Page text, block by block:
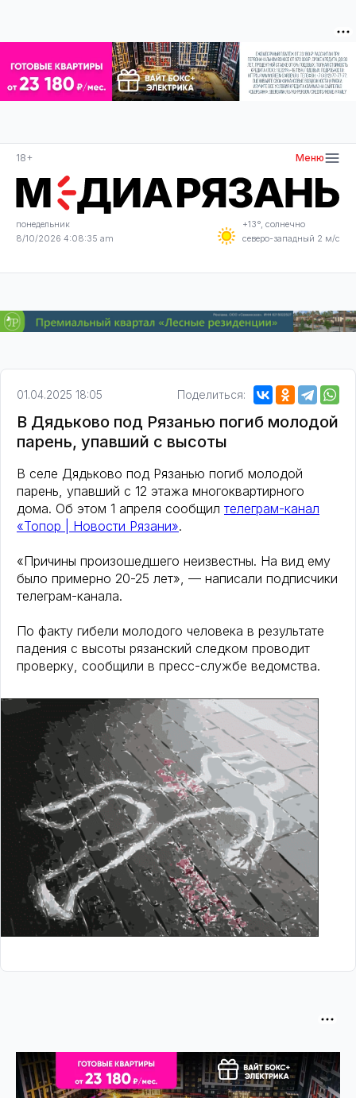
18+ Меню
понедельник
8/10/2026 4:08:35 am
+13°, солнечно
северо-западный 2 м/с
01.04.2025 18:05 Поделиться:
В Дядьково под Рязанью погиб молодой
парень, упавший с высоты
В селе Дядьково под Рязанью погиб молодой
парень, упавший с 12 этажа многоквартирного
дома. Об этом 1 апреля сообщил телеграм-канал
«Топор | Новости Рязани».
«Причины произошедшего неизвестны. На вид ему
было примерно 20-25 лет», — написали подписчики
телеграм-канала.
По факту гибели молодого человека в результате
падения с высоты рязанский следком проводит
проверку, сообщили в пресс-службе ведомства.